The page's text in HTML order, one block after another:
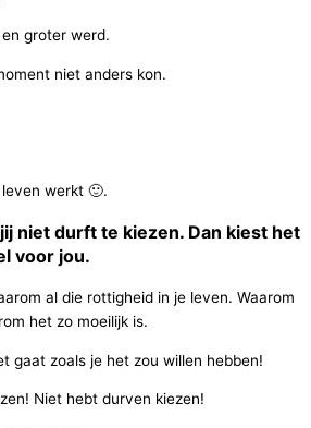
groter werd.
niet anders kon.
werkt 🙂.
niet durft te kiezen. Dan kiest het
voor jou.
al die rottigheid in je leven. Waarom
het zo moeilijk is.
gaat zoals je het zou willen hebben!
Niet hebt durven kiezen!